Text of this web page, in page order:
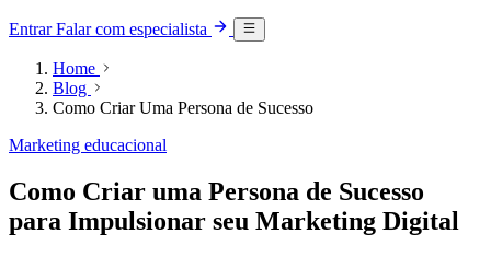
EntrarFalar com especialista
Home
Blog
Como Criar Uma Persona de Sucesso
Marketing educacional
Como Criar uma Persona de Sucesso
para Impulsionar seu Marketing Digital